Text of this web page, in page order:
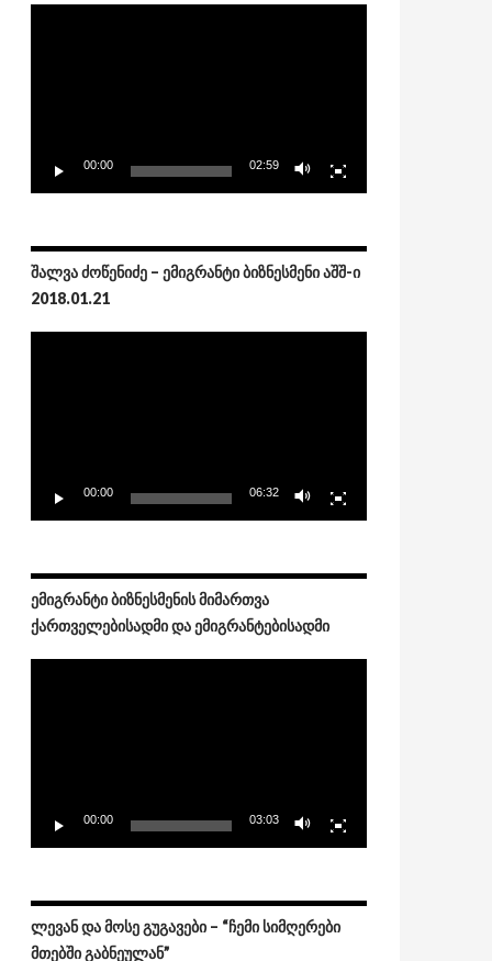
00:00 02:59
ᲨᲐᲚᲕᲐ ᲫᲝᲬᲔᲜᲘᲫᲔ – ᲔᲛᲘᲒᲠᲐᲜᲢᲘ ᲑᲘᲖᲜᲔᲡᲛᲔᲜᲘ ᲐᲨᲨ-Ი
2018.01.21
00:00 06:32
ᲔᲛᲘᲒᲠᲐᲜᲢᲘ ᲑᲘᲖᲜᲔᲡᲛᲔᲜᲘᲡ ᲛᲘᲛᲐᲠᲗᲕᲐ
ᲥᲐᲠᲗᲕᲔᲚᲔᲑᲘᲡᲐᲓᲛᲘ ᲓᲐ ᲔᲛᲘᲒᲠᲐᲜᲢᲔᲑᲘᲡᲐᲓᲛᲘ
00:00 03:03
ᲚᲔᲕᲐᲜ ᲓᲐ ᲛᲝᲡᲔ ᲒᲣᲒᲐᲕᲔᲑᲘ – “ᲩᲔᲛᲘ ᲡᲘᲛᲦᲔᲠᲔᲑᲘ
ᲛᲗᲔᲑᲨᲘ ᲒᲐᲑᲜᲔᲣᲚᲐᲜ”